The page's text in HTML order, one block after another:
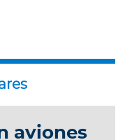
aviones